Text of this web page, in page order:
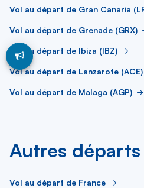
Vol au départ de Gran Canaria
Vol au départ de Grenade (GRX)
Vol au départ de Ibiza (IBZ)
Vol au départ de Lanzarote (ACE)
Vol au départ de Malaga (AGP)
Autres
Vol au départ de France